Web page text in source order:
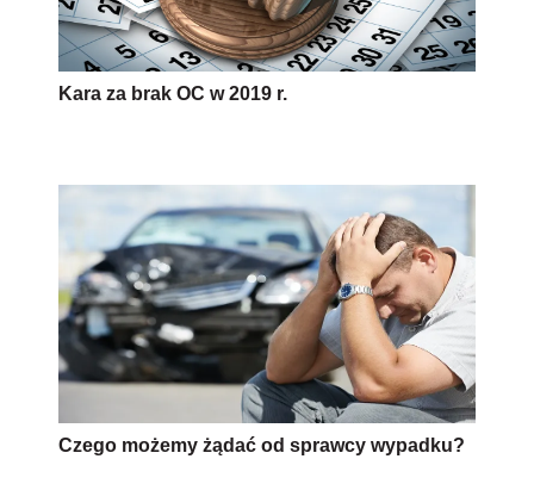
Kara za brak OC w 2019 r.
Czego możemy żądać od sprawcy wypadku?